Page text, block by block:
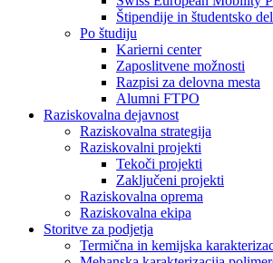
Štipendije in študentsko
Po študiju
Karierni center
Zaposlitvene možnosti
Razpisi za delovna mesta
Alumni FTPO
Raziskovalna dejavnost
Raziskovalna strategija
Raziskovalni projekti
Tekoči projekti
Zaključeni projekti
Raziskovalna oprema
Raziskovalna ekipa
Storitve za podjetja
Termična in kemijska